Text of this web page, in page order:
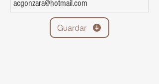
Guardar